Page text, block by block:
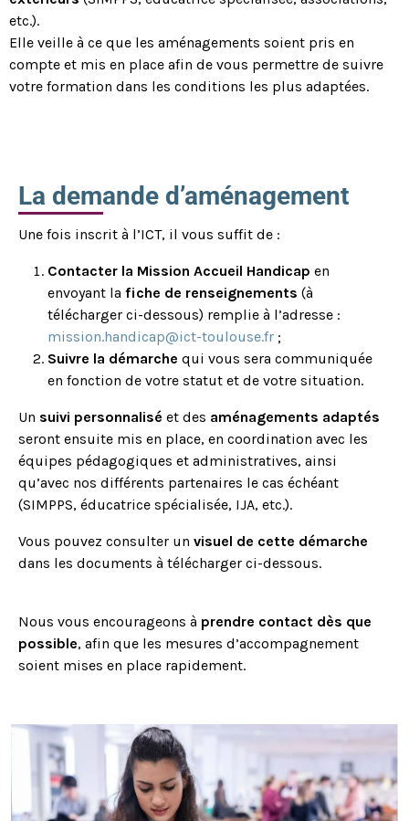
etc.).
Elle veille à ce que les aménagements soient pris en
compte et mis en place afin de vous permettre de suivre
votre formation dans les conditions les plus adaptées.
La demande d’aménagement
Une fois inscrit à l’ICT, il vous suffit de :
Contacter la Mission Accueil Handicap en
envoyant la fiche de renseignements (à
télécharger ci-dessous) remplie à l’adresse :
mission.handicap@ict-toulouse.fr ;
Suivre la démarche qui vous sera communiquée
en fonction de votre statut et de votre situation.
Un suivi personnalisé et des aménagements adaptés
seront ensuite mis en place, en coordination avec les
équipes pédagogiques et administratives, ainsi
qu’avec nos différents partenaires le cas échéant
(SIMPPS, éducatrice spécialisée, IJA, etc.).
Vous pouvez consulter un visuel de cette démarche
dans les documents à télécharger ci-dessous.
Nous vous encourageons à prendre contact dès que
possible, afin que les mesures d’accompagnement
soient mises en place rapidement.